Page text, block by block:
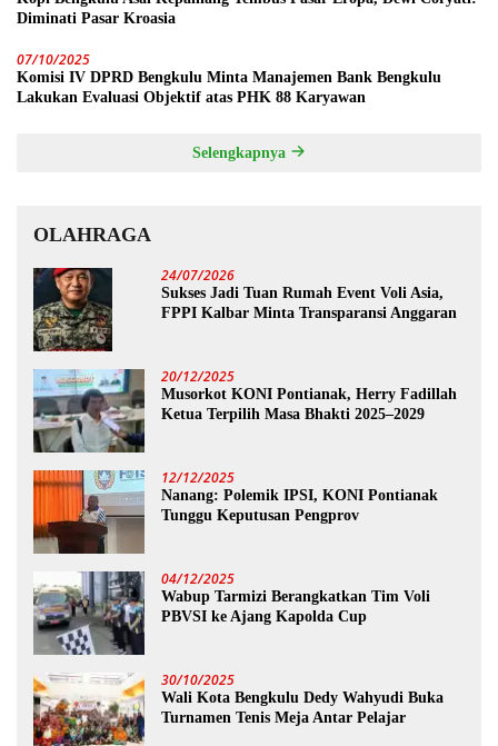
Diminati Pasar Kroasia
07/10/2025
Komisi IV DPRD Bengkulu Minta Manajemen Bank Bengkulu
Lakukan Evaluasi Objektif atas PHK 88 Karyawan
Selengkapnya
OLAHRAGA
24/07/2026
Sukses Jadi Tuan Rumah Event Voli Asia,
FPPI Kalbar Minta Transparansi Anggaran
20/12/2025
Musorkot KONI Pontianak, Herry Fadillah
Ketua Terpilih Masa Bhakti 2025–2029
12/12/2025
Nanang: Polemik IPSI, KONI Pontianak
Tunggu Keputusan Pengprov
04/12/2025
Wabup Tarmizi Berangkatkan Tim Voli
PBVSI ke Ajang Kapolda Cup
30/10/2025
Wali Kota Bengkulu Dedy Wahyudi Buka
Turnamen Tenis Meja Antar Pelajar